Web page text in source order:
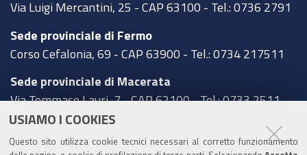
USIAMO I COOKIES
Questo sito utilizza cookie tecnici necessari al corretto funzionamento
Via Luigi Mercantini, 25 - CAP 63100 - Tel.: 0736 2791
Sede provinciale di Fermo
Corso Cefalonia, 69 - CAP 63900 - Tel.: 0734 217511
Sede provinciale di Macerata
Via Tommaso Lauri, 7 - CAP 62100 - Tel.: 0733 2511
Sede provinciale di Pesaro Urbino
Corso XI Settembre, 116 - CAP 61121 - Tel.: 0721